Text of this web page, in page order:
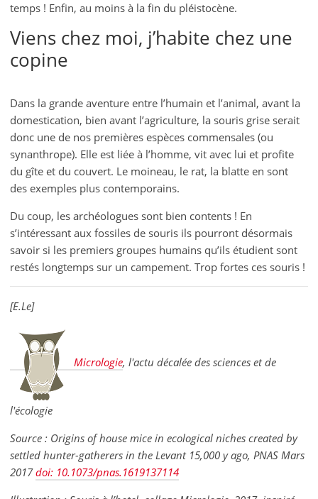
temps ! Enfin, au moins à la fin du pléistocène.
Viens chez moi, j’habite chez une
copine
Dans la grande aventure entre l’humain et l’animal, avant la
domestication, bien avant l’agriculture, la souris grise serait
donc une de nos premières espèces commensales (ou
synanthrope). Elle est liée à l’homme, vit avec lui et profite
du gîte et du couvert. Le moineau, le rat, la blatte en sont
des exemples plus contemporains.
Du coup, les archéologues sont bien contents ! En
s’intéressant aux fossiles de souris ils pourront désormais
savoir si les premiers groupes humains qu’ils étudient sont
restés longtemps sur un campement. Trop fortes ces souris !
[E.Le]
Micrologie, l'actu décalée des sciences et de
l'écologie
Source : Origins of house mice in ecological niches created by
settled hunter-gatherers in the Levant 15,000 y ago, PNAS Mars
2017doi: 10.1073/pnas.1619137114